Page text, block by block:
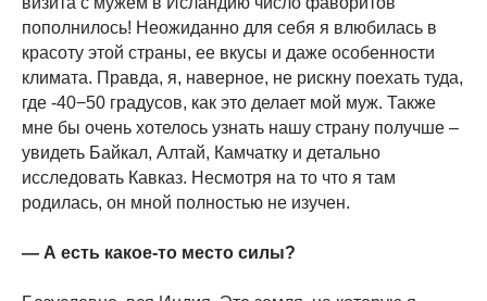
пополнилось! Неожиданно для себя я влюбилась в
красоту этой страны, ее вкусы и даже особенности
климата. Правда, я, наверное, не рискну поехать туда,
где -40−50 градусов, как это делает мой муж. Также
мне бы очень хотелось узнать нашу страну получше –
увидеть Байкал, Алтай, Камчатку и детально
исследовать Кавказ. Несмотря на то что я там
родилась, он мной полностью не изучен.
— А есть какое-то место силы?